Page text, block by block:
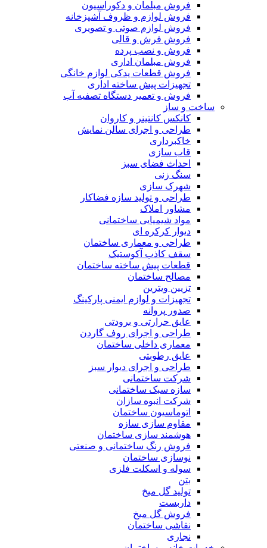
فروش مبلمان و دکوراسیون
فروش لوازم و ظروف آشپزخانه
فروش لوازم صوتی و تصویری
فروش فرش و قالی
فروش و نصب پرده
فروش مبلمان اداری
فروش قطعات یدکی لوازم خانگی
تجهیزات پیش ساخته اداری
فروش و تعمیر دستگاه تصفیه آب
ساخت و ساز
کانکس کانتینر و کاروان
طراحی و اجرای سالن نمایش
خاکبرداری
قاب سازی
احداث فضای سبز
سنگ زنی
شهرک سازی
طراحی و تولید سازه فضاکار
مشاور املاک
مواد شیمیایی ساختمانی
دیوار کرکره ای
طراحی و معماری ساختمان
سقف کاذب آکوستیک
قطعات پیش ساخته ساختمان
مصالح ساختمان
تزیین ویترین
تجهیزات و لوازم ایمنی پارکینگ
صدور پروانه
عایق حرارتی و برودتی
طراحی و اجرای روف گاردن
معماری داخلی ساختمان
عایق رطوبتی
طراحی و اجرای دیوار سبز
شرکت ساختمانی
سازه سبک ساختمانی
شرکت انبوه سازان
اتوماسیون ساختمان
مقاوم سازی سازه
هوشمند سازی ساختمان
فروش رنگ ساختمانی و صنعتی
نوسازی ساختمان
سوله و اسکلت فلزی
بتن
تولید گل میخ
داربست
فروش گل میخ
نقاشی ساختمان
نجاری